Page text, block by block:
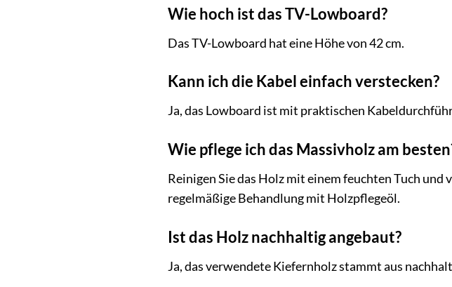
Wie hoch ist das TV-Lowboard?
Das TV-Lowboard hat eine Höhe von 42 cm.
Kann ich die Kabel einfach verstecken?
Ja, das Lowboard ist mit praktischen
Wie pflege ich das Massivholz am
Reinigen Sie das Holz mit einem feuchten Tuch
regelmäßige Behandlung mit Holzpflegeöl.
Ist das Holz nachhaltig angebaut?
Ja, das verwendete Kiefernholz stammt aus